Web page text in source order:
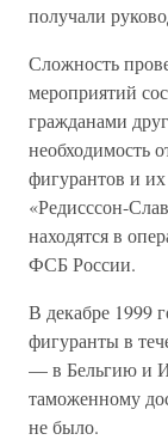
получали
Сложность
мероприятий
гражданами
необходимость
фигурантов и
«Редисссон-
находятся в
ФСБ России.
В декабре 1999
фигуранты в
— в Бельгию и
таможенному
не было.